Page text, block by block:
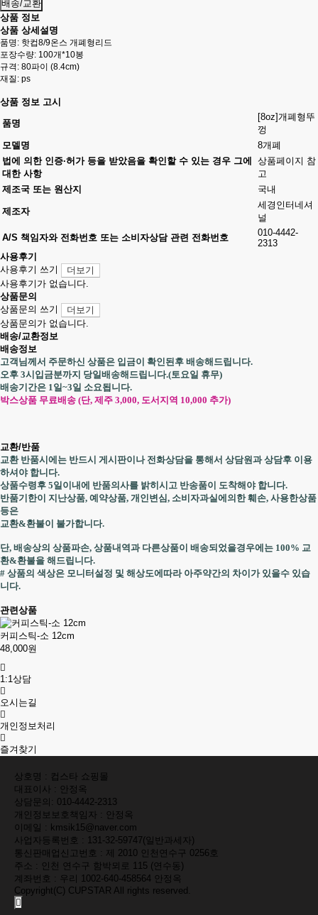
배송/교환
상품 정보
상품 상세설명
품명: 핫컵8/9온스 개폐형리드
포장수량: 100개*10봉
규격: 80파이 (8.4cm)
재질: ps
상품 정보 고시
품명
[8oz]개폐형뚜
껑
모델명
8개폐
법에 의한 인증·허가 등을 받았음을 확인할 수 있는 경우 그에
대한 사항
상품페이지 참
고
제조국 또는 원산지
국내
제조자
세경인터네셔
널
A/S 책임자와 전화번호 또는 소비자상담 관련 전화번호
010-4442-
2313
사용후기
사용후기 쓰기
더보기
사용후기가 없습니다.
상품문의
상품문의 쓰기
더보기
상품문의가 없습니다.
배송/교환정보
배송정보
고객님께서 주문하신 상품은 입금이 확인된후 배송해드립니다.
오후 3시입금분까지 당일배송해드립니다.(토요일 휴무)
배송기간은 1일~3일 소요됩니다.
박스상품 무료배송 (단, 제주 3,000, 도서지역 10,000 추가)
교환/반품
교환 반품시에는 반드시 게시판이나 전화상담을 통해서 상담원과 상담후 이용
하셔야 합니다.
상품수령후 5일이내에 반품의사를 밝히시고 반송품이 도착해야 합니다.
반품기한이 지난상품, 예약상품, 개인변심, 소비자과실에의한 훼손, 사용한상품
등은
교환&환불이 불가합니다.
단, 배송상의 상품파손, 상품내역과 다른상품이 배송되었을경우에는 100% 교
환&환불을 해드립니다.
# 상품의 색상은 모니터설정 및 해상도에따라 아주약간의 차이가 있을수 있습
니다.
관련상품
커피스틱-소 12cm
48,000원
1:1상담
오시는길
개인정보처리
즐겨찾기
상호명 : 컵스타 쇼핑몰
대표이사 : 안정옥
상담문의: 010-4442-2313
개인정보보호책임자 : 안정옥
이메일 : kmsik15@naver.com
사업자등록번호 : 131-32-59747(일반과세자)
통신판매업신고번호 : 제 2010 인천연수구 0256호
주소 : 인천 연수구 함박뫼로 115 (연수동)
계좌번호 : 우리 1002-640-458564 안정옥
Copyright(C) CUPSTAR All rights reserved.